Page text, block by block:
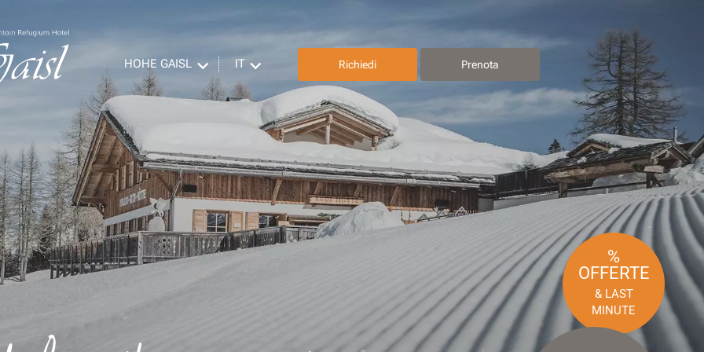
HOHE GAISL IT Richiedi Prenota
%
OFFERTE
& LAST
MINUTE